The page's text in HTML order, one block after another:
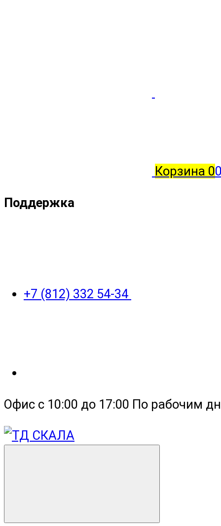
Корзина 0
Поддержка
+7 (812) 332 54-34
Офис с 10:00 до 17:00 По рабочим